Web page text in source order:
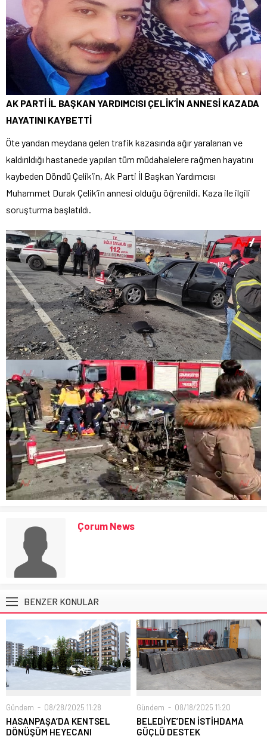
AK PARTİ İL BAŞKAN YARDIMCISI ÇELİK’İN ANNESİ KAZADA
HAYATINI KAYBETTİ
Öte yandan meydana gelen trafik kazasında ağır yaralanan ve
kaldırıldığı hastanede yapılan tüm müdahalelere rağmen hayatını
kaybeden Döndü Çelik’in, Ak Parti İl Başkan Yardımcısı
Muhammet Durak Çelik’in annesi olduğu öğrenildi. Kaza ile ilgili
soruşturma başlatıldı.
Çorum News
BENZER KONULAR
Gündem 08/28/2025 11:28
HASANPAŞA’DA KENTSEL
DÖNÜŞÜM HEYECANI
Gündem 08/18/2025 11:20
BELEDİYE’DEN İSTİHDAMA
GÜÇLÜ DESTEK